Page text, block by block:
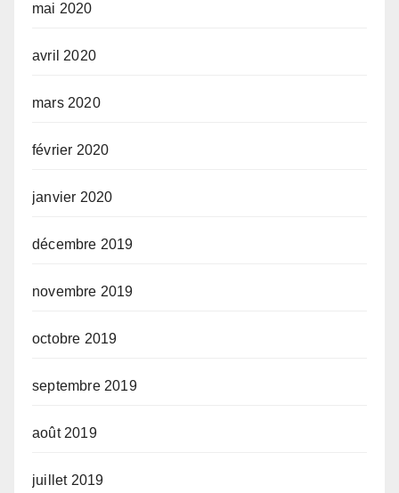
mai 2020
avril 2020
mars 2020
février 2020
janvier 2020
décembre 2019
novembre 2019
octobre 2019
septembre 2019
août 2019
juillet 2019